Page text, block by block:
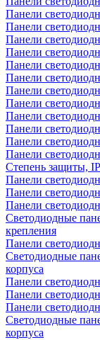
Панели
Панели
Панели
Панели
Панели
Панели
Панели
Панели
Панели
Панели
Панели
Панели
Степень защиты, IP
Панели
Панели
Панели
Светодиодные
крепления
Панели
Светодиодные
корпуса
Панели
Панели
Панели
Светодиодные
корпуса